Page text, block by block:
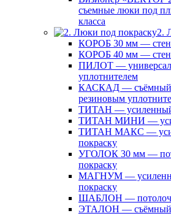
съемные люки под
класса
2.
КОРОБ 30 мм —
КОРОБ 40 мм —
ПИЛОТ —
уплотнителем
КАСКАД — съёмный
резиновым
ТИТАН —
ТИТАН МИНИ —
ТИТАН МАКС —
покраску
УГОЛОК 30 мм —
покраску
МАГНУМ —
покраску
ШАБЛОН —
ЭТАЛОН — съёмный